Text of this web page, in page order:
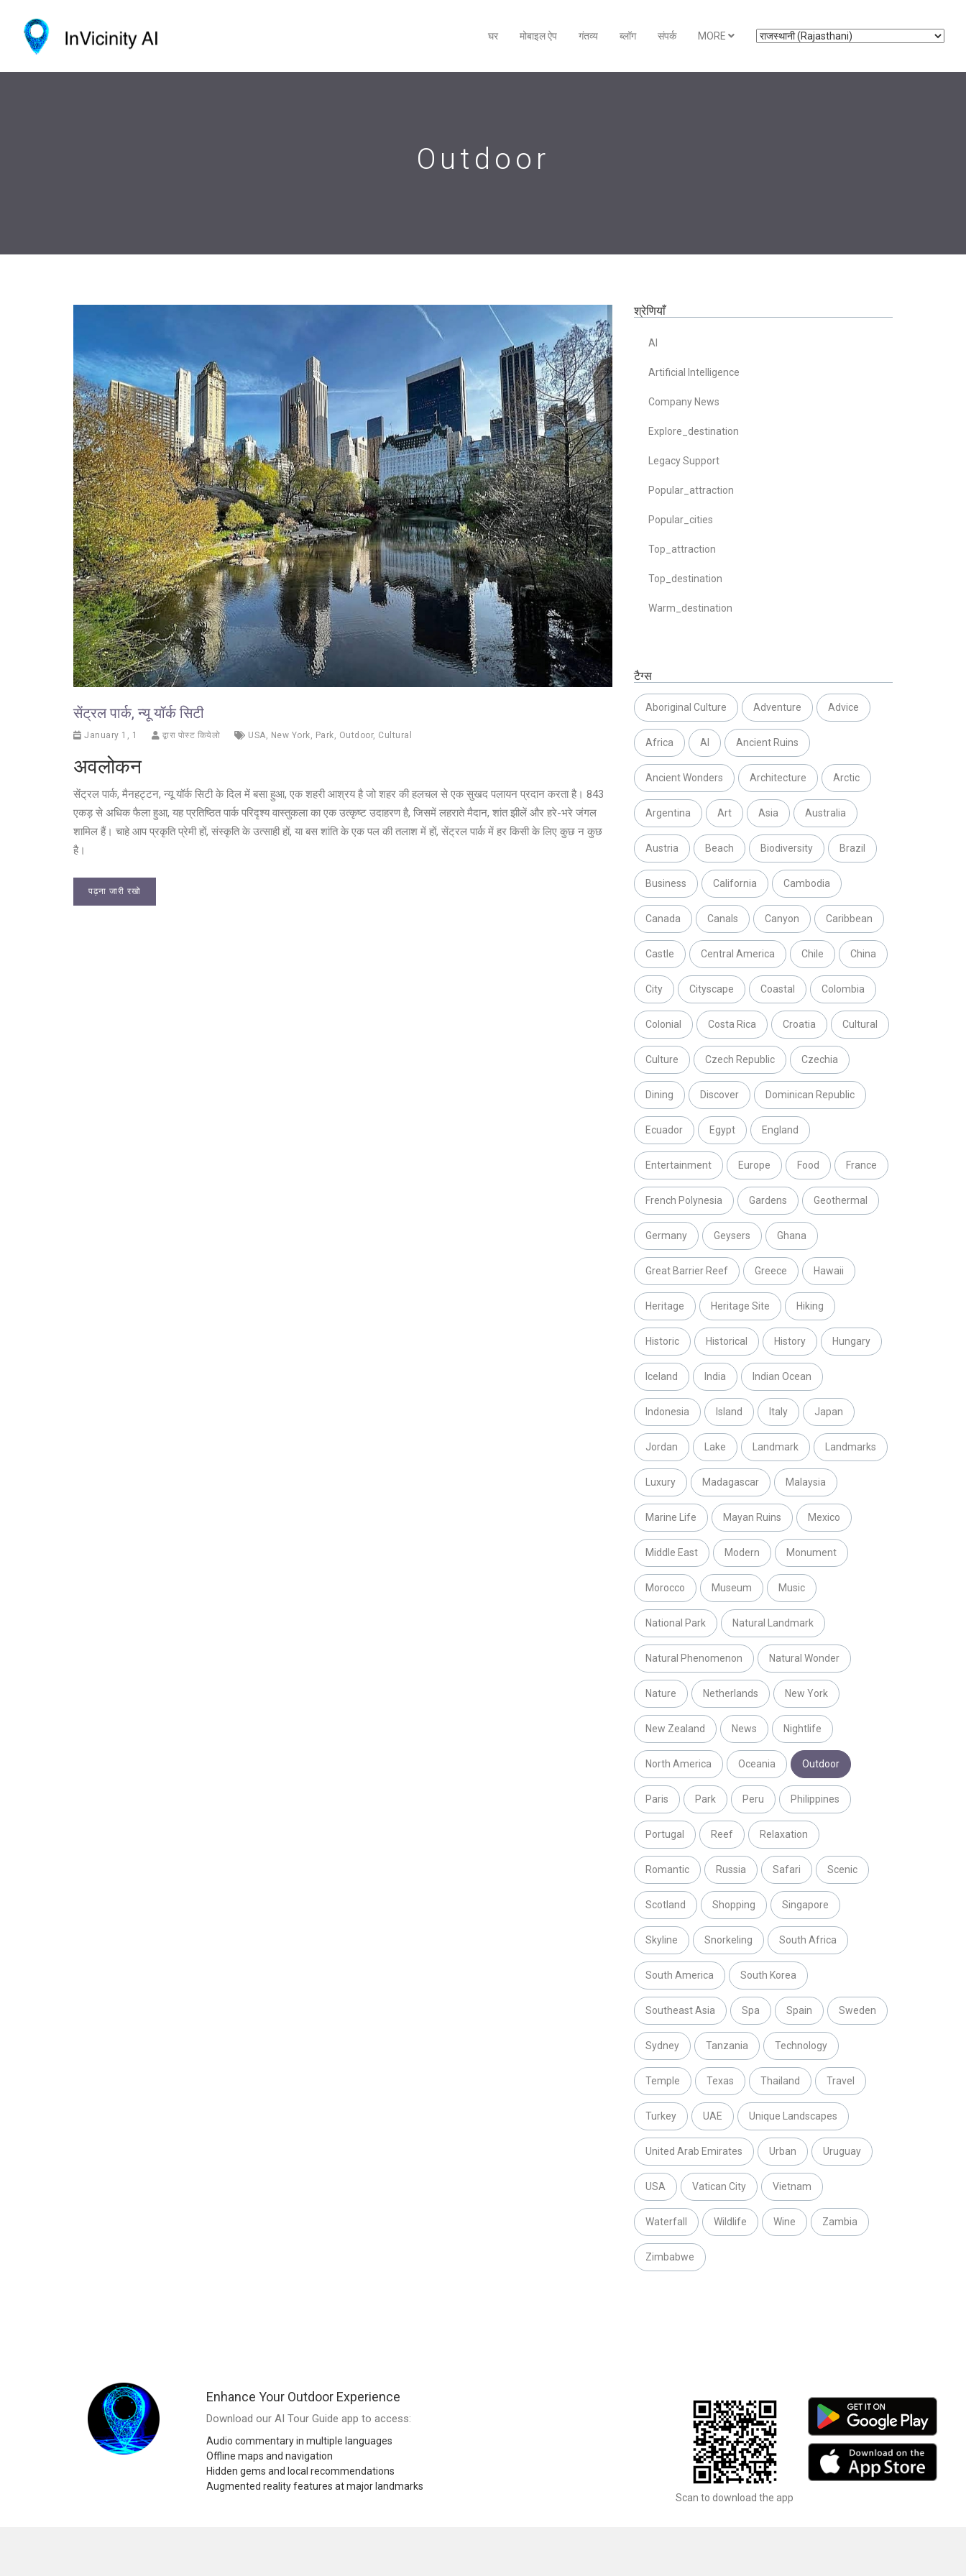
घर मोबाइल ऐप गंतव्य ब्लॉग संपर्क MORE
Outdoor
सेंट्रल पार्क, न्यू यॉर्क सिटी
January 1, 1 द्वारा पोस्ट कियेलो USA, New York, Park, Outdoor, Cultural
अवलोकन
सेंट्रल पार्क, मैनहट्टन, न्यू यॉर्क सिटी के दिल में बसा हुआ, एक शहरी आश्रय है जो शहर की हलचल से एक सुखद पलायन प्रदान करता है। 843
एकड़ से अधिक फैला हुआ, यह प्रतिष्ठित पार्क परिदृश्य वास्तुकला का एक उत्कृष्ट उदाहरण है, जिसमें लहराते मैदान, शांत झीलें और हरे-भरे जंगल
शामिल हैं। चाहे आप प्रकृति प्रेमी हों, संस्कृति के उत्साही हों, या बस शांति के एक पल की तलाश में हों, सेंट्रल पार्क में हर किसी के लिए कुछ न कुछ
है।
पढ़ना जारी रखो
श्रेणियाँ
AI
Artificial Intelligence
Company News
Explore_destination
Legacy Support
Popular_attraction
Popular_cities
Top_attraction
Top_destination
Warm_destination
टैग्स
Aboriginal Culture Adventure Advice
Africa AI Ancient Ruins
Ancient Wonders Architecture Arctic
Argentina Art Asia Australia
Austria Beach Biodiversity Brazil
Business California Cambodia
Canada Canals Canyon Caribbean
Castle Central America Chile China
City Cityscape Coastal Colombia
Colonial Costa Rica Croatia Cultural
Culture Czech Republic Czechia
Dining Discover Dominican Republic
Ecuador Egypt England
Entertainment Europe Food France
French Polynesia Gardens Geothermal
Germany Geysers Ghana
Great Barrier Reef Greece Hawaii
Heritage Heritage Site Hiking
Historic Historical History Hungary
Iceland India Indian Ocean
Indonesia Island Italy Japan
Jordan Lake Landmark Landmarks
Luxury Madagascar Malaysia
Marine Life Mayan Ruins Mexico
Middle East Modern Monument
Morocco Museum Music
National Park Natural Landmark
Natural Phenomenon Natural Wonder
Nature Netherlands New York
New Zealand News Nightlife
North America Oceania Outdoor
Paris Park Peru Philippines
Portugal Reef Relaxation
Romantic Russia Safari Scenic
Scotland Shopping Singapore
Skyline Snorkeling South Africa
South America South Korea
Southeast Asia Spa Spain Sweden
Sydney Tanzania Technology
Temple Texas Thailand Travel
Turkey UAE Unique Landscapes
United Arab Emirates Urban Uruguay
USA Vatican City Vietnam
Waterfall Wildlife Wine Zambia
Zimbabwe
Enhance Your Outdoor Experience
Download our AI Tour Guide app to access:
Audio commentary in multiple languages
Offline maps and navigation
Hidden gems and local recommendations
Augmented reality features at major landmarks
Scan to download the app